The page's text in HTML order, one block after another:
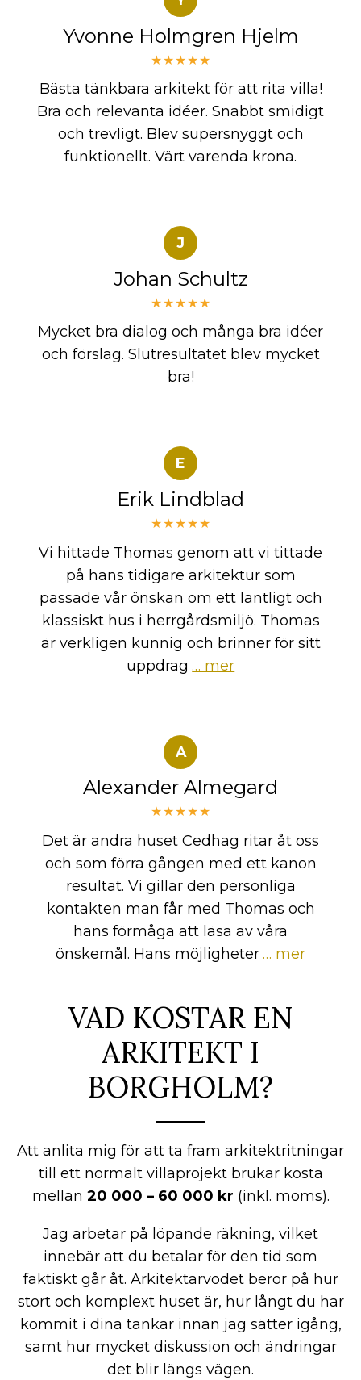
Yvonne Holmgren Hjelm
★★★★★
Bästa tänkbara arkitekt för att rita villa!
Bra och relevanta idéer. Snabbt smidigt
och trevligt. Blev supersnyggt och
funktionellt. Värt varenda krona.
J
Johan Schultz
★★★★★
Mycket bra dialog och många bra idéer
och förslag. Slutresultatet blev mycket
bra!
E
Erik Lindblad
★★★★★
Vi hittade Thomas genom att vi tittade
på hans tidigare arkitektur som
passade vår önskan om ett lantligt och
klassiskt hus i herrgårdsmiljö. Thomas
är verkligen kunnig och brinner för sitt
uppdrag … mer
A
Alexander Almegard
★★★★★
Det är andra huset Cedhag ritar åt oss
och som förra gången med ett kanon
resultat. Vi gillar den personliga
kontakten man får med Thomas och
hans förmåga att läsa av våra
önskemål. Hans möjligheter … mer
VAD KOSTAR EN
ARKITEKT I
BORGHOLM?
Att anlita mig för att ta fram arkitektritningar
till ett normalt villaprojekt brukar kosta
mellan 20 000 – 60 000 kr (inkl. moms).
Jag arbetar på löpande räkning, vilket
innebär att du betalar för den tid som
faktiskt går åt. Arkitektarvodet beror på hur
stort och komplext huset är, hur långt du har
kommit i dina tankar innan jag sätter igång,
samt hur mycket diskussion och ändringar
det blir längs vägen.